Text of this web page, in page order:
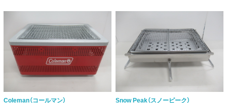
Coleman（コールマン） Snow Peak（スノーピーク）